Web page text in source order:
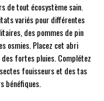
de tout écosystème sain.
variés pour différentes
des pommes de pin
osmies. Placez cet abri
fortes pluies. Complétez
fouisseurs et des tas
bénéfiques.